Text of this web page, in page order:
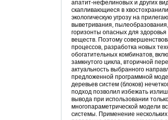
апатит-нефелиновых и других
скапливающиеся в
экологическую угрозу на
выветривания,
горизонты опасных для
веществ. Поэтому
процессов, разработка новых
обогатительных комбинатов,
замкнутого цикла, вторичной
актуальность выбранного
предложенной программной
деревьев систем (блоков)
подход позволил избежать
вывода при использовании
многопараметрической модели
системы. Применение